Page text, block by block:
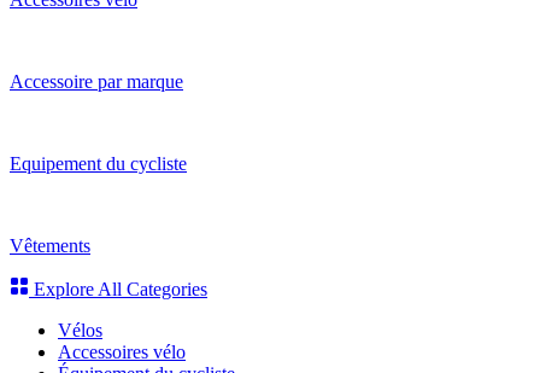
Accessoire par marque
Equipement du cycliste
Vêtements
Explore All Categories
Vélos
Accessoires vélo